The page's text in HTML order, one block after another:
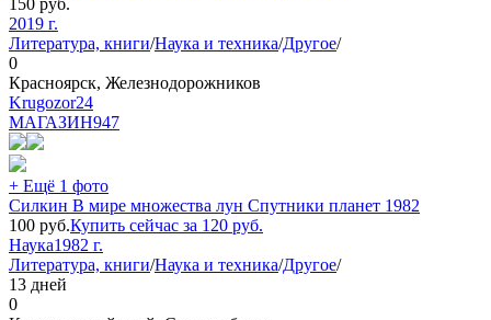
150 руб.
2019 г.
Литература, книги/Наука и техника/Другое/
0
Красноярск, Железнодорожников
Krugozor24
МАГАЗИН947
+ Ещё 1 фото
Силкин В мире множества лун Спутники планет 1982
100 руб.Купить сейчас за 120 руб.
Наука1982 г.
Литература, книги/Наука и техника/Другое/
13 дней
0